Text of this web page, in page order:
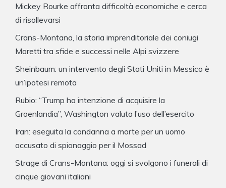
Mickey Rourke affronta difficoltà economiche e cerca
di risollevarsi
Crans-Montana, la storia imprenditoriale dei coniugi
Moretti tra sfide e successi nelle Alpi svizzere
Sheinbaum: un intervento degli Stati Uniti in Messico è
un’ipotesi remota
Rubio: “Trump ha intenzione di acquisire la
Groenlandia”, Washington valuta l’uso dell’esercito
Iran: eseguita la condanna a morte per un uomo
accusato di spionaggio per il Mossad
Strage di Crans-Montana: oggi si svolgono i funerali di
cinque giovani italiani